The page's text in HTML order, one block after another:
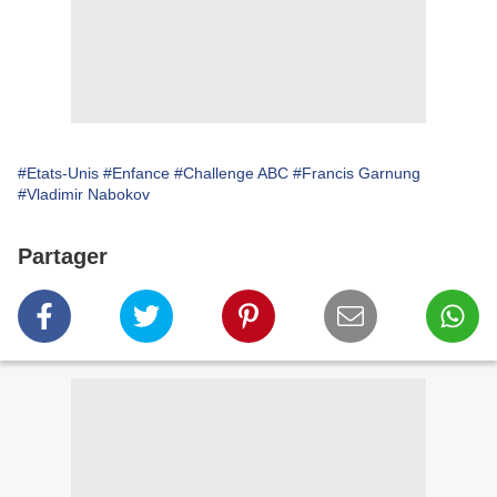
#Etats-Unis #Enfance #Challenge ABC #Francis Garnung
#Vladimir Nabokov
Partager